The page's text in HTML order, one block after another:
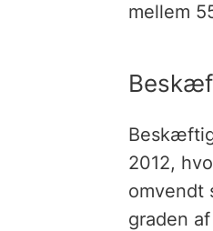
mellem
2012,
omvendt
graden